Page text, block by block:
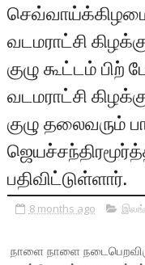
வடமராட்சி
குழு கூட்டம்
வடமராட்சி
குழு தலைவரும்
பதிவிட்டுள்ளார்.
8 months ago
நாளை நாளை